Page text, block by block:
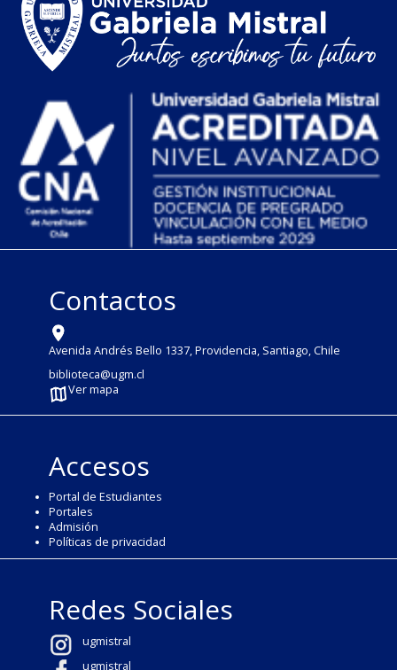
Contactos
Avenida Andrés Bello 1337, Providencia, Santiago, Chile
biblioteca@ugm.cl
Ver mapa
Accesos
Portal de Estudiantes
Portales
Admisión
Políticas de privacidad
Redes Sociales
ugmistral
ugmistral